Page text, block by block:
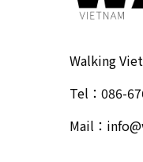
Walking
Tel：086-
Mail：